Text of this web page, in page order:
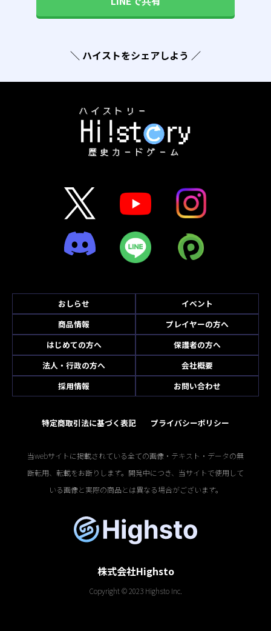
＼ ハイストをシェアしよう ／
おしらせ
イベント
商品情報
プレイヤーの方へ
はじめての方へ
保護者の方へ
法人・行政の方へ
会社概要
採用情報
お問い合わせ
特定商取引法に基づく表記 プライバシーポリシー
当webサイトに掲載されている全ての画像・テキスト・データの無
断転用、転載をお断りします。開発中につき、当サイトで使用して
いる画像と実際の商品とは異なる場合がございます。
株式会社Highsto
Copyright © 2023 Highsto Inc.